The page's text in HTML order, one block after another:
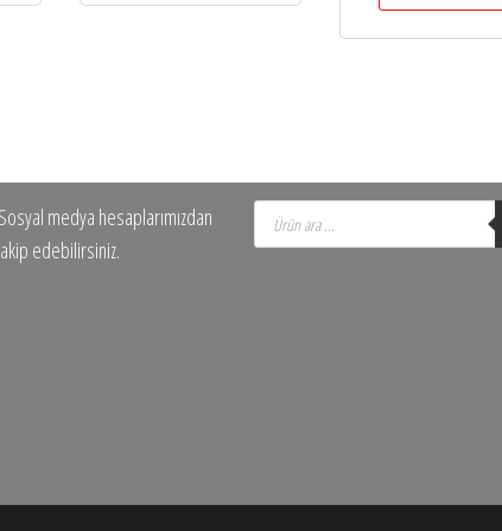
Sosyal medya hesaplarımızdan
edebilirsiniz.
Products
search